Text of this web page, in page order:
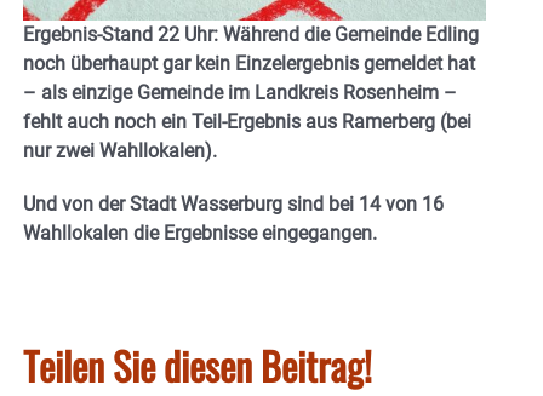
Ergebnis-Stand 22 Uhr: Während die Gemeinde Edling
noch überhaupt gar kein Einzelergebnis gemeldet hat
– als einzige Gemeinde im Landkreis Rosenheim –
fehlt auch noch ein Teil-Ergebnis aus Ramerberg (bei
nur zwei Wahllokalen).
Und von der Stadt Wasserburg sind bei 14 von 16
Wahllokalen die Ergebnisse eingegangen.
Teilen Sie diesen Beitrag!